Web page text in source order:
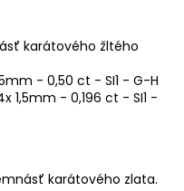
karátového žltého
- 0,50 ct - SI1 - G-H
1,5mm - 0,196 ct - SI1 -
karátového zlata.